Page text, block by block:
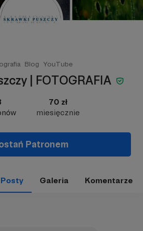
Blog YouTube
| FOTOGRAFIA
70 zł
miesięcznie
Patronem
Posty Galeria Komentarze